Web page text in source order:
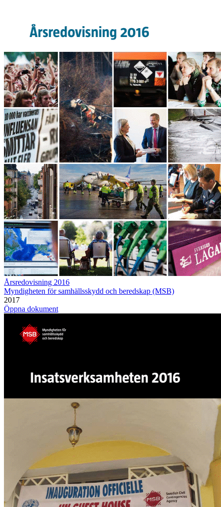
Årsredovisning 2016
Myndigheten för samhällsskydd och beredskap (MSB)
2017
Öppna dokument